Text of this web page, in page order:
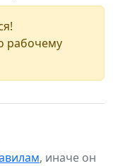
рабочему
, иначе он